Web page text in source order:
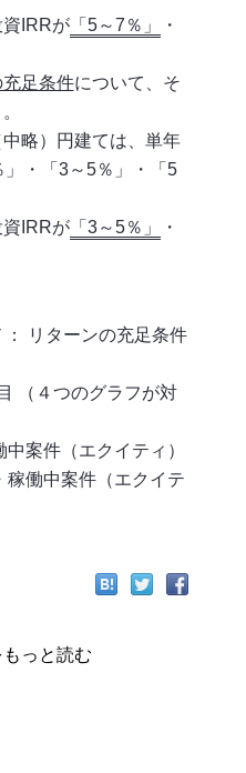
が「5～7％」
・
。
充足条件について、そ
略）円建ては、単年
・「3～5％」・「5
が「3～5％」
・
リターンの充足条件
４つのグラフが対
中案件（エクイティ）
稼働中案件（エクイテ
っと読む